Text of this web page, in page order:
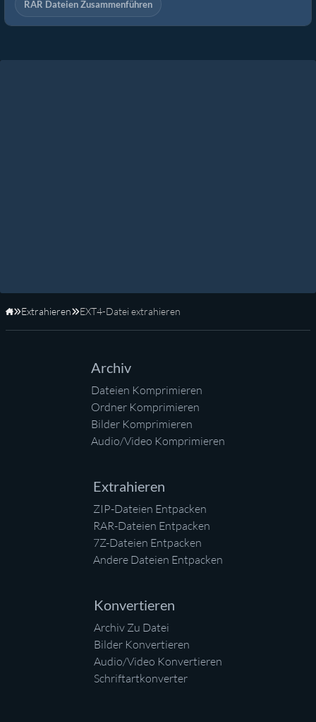
RAR Dateien Zusammenführen
Startseite
Extrahieren EXT4-Datei extrahieren
Archiv
Dateien Komprimieren
Ordner Komprimieren
Bilder Komprimieren
Audio/Video Komprimieren
Extrahieren
ZIP-Dateien Entpacken
RAR-Dateien Entpacken
7Z-Dateien Entpacken
Andere Dateien Entpacken
Konvertieren
Archiv Zu Datei
Bilder Konvertieren
Audio/Video Konvertieren
Schriftartkonverter